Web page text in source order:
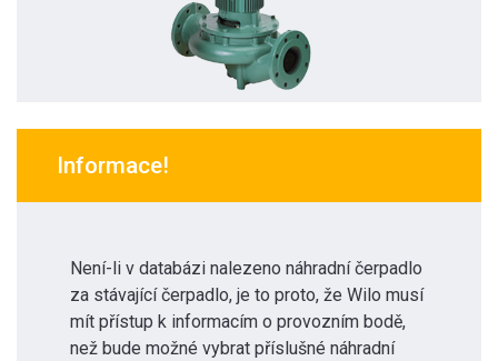
Informace!
Není-li v databázi nalezeno náhradní čerpadlo
za stávající čerpadlo, je to proto, že Wilo musí
mít přístup k informacím o provozním bodě,
než bude možné vybrat příslušné náhradní